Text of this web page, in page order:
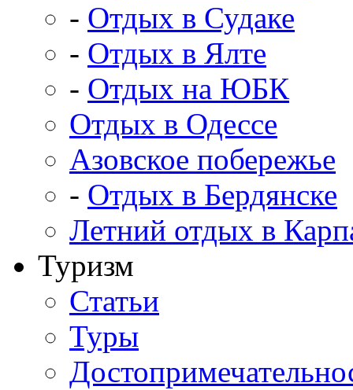
- Отдых в Судаке
- Отдых в Ялте
- Отдых на ЮБК
Отдых в Одессе
Азовское побережье
- Отдых в Бердянске
Летний отдых в
Туризм
Статьи
Туры